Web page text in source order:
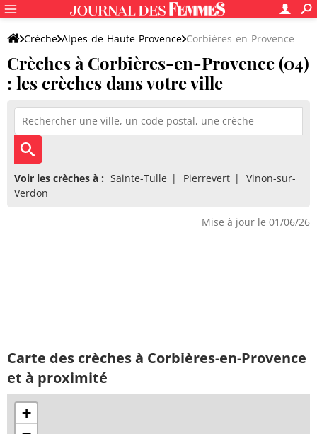
Crèche Alpes-de-Haute-Provence Corbières-en-Provence
Crèches à Corbières-en-Provence (04)
: les crèches dans votre ville
Voir les crèches à : Sainte-Tulle Pierrevert
Vinon-sur-
Verdon
Mise à jour le 01/06/26
Carte des crèches à Corbières-en-Provence
et à proximité
+